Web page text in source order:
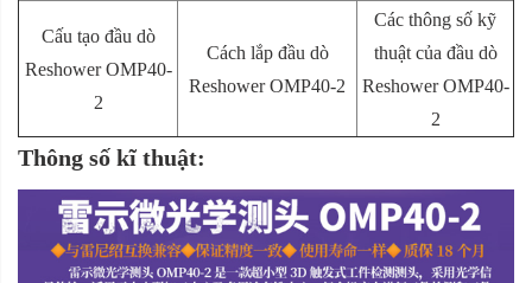
Cấu tạo đầu dò
Reshower OMP40-
2
Cách lắp đầu dò
Reshower OMP40-2
Các thông số kỹ
thuật của đầu dò
Reshower OMP40-
2
Thông số kĩ thuật: